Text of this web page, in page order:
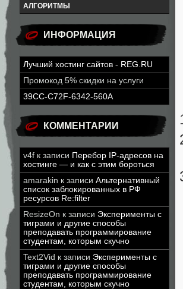
АЛГОРИТМЫ
ИНФОРМАЦИЯ
Лучший хостинг сайтов - REG.RU
Промокод 5% скидки на услуги
39CC-C72F-6342-560A
КОММЕНТАРИИ
v4f к записи Перебор IP-адресов на
хостинге — и как с этим бороться
amarakin к записи Альтернативный
список заблокированных в РФ
ресурсов Re:filter
ResizeOn к записи Эксперименты с
тиграми и другие способы
преподавать программирование
студентам, которым скучно
Text2Vid к записи Эксперименты с
тиграми и другие способы
преподавать программирование
студентам, которым скучно